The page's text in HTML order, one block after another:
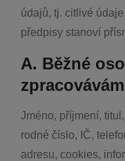
údajů, tj. citlivé
předpisy stanoví
A. Běžné
Jméno, příjmení,
rodné číslo, IČ,
adresu, cookies,